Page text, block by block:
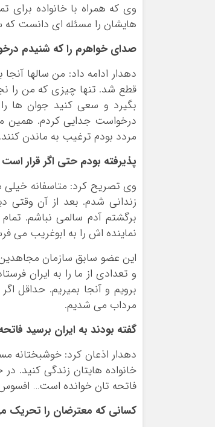
وی که همراه با خانواده برای
هایشان را مسئله ای دانست
صدای خواهرم را که شنیدم
دهدار ادامه داد: من سالها
بگیرد و سعی کنید جوان ها
درخواست جدایی کردم. همین
مردد بودم ترغیب به ماندن
پذیرفته بودم حتی اگر قرار
زندانی شدم. بعد از آن وقتی
برگشتم آدم سالمی نباشم.
نماینده اش را به ابوغریب می
و تعدادی از ما را به ایران
برویم و آنجا بمیریم. حداقل
مرداب می شدیم.
گفته بودند به ایران برسید
دهدار اذعان کرد: خوشبختانه
خانواده هایتان زندگی کنید.
فاتحه تان خوانده است… افسوس که ۱۶ سال زندگی خودم را در سازمان مجاهدین
کسانی که معترضان را تحریک